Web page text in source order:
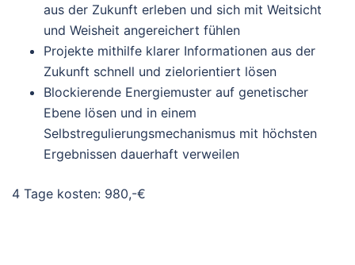
aus der Zukunft erleben und sich mit Weitsicht
und Weisheit angereichert fühlen
Projekte mithilfe klarer Informationen aus der
Zukunft schnell und zielorientiert lösen
Blockierende Energiemuster auf genetischer
Ebene lösen und in einem
Selbstregulierungsmechanismus mit höchsten
Ergebnissen dauerhaft verweilen
4 Tage kosten: 980,-€